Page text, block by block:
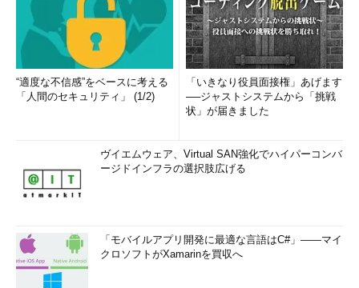
“適度な不信感”をベースに考える
「人間のセキュリティ」 (1/2)
「いきなり役員面接権」あげます
──ジャストシステムから「挑戦
状」が届きました
ヴイエムウェア、Virtual SAN強化でハイパーコンバ
ージドインフラの選択肢広げる
「モバイルアプリ開発に最適な言語はC#」――マイ
クロソフトがXamarinを買収へ